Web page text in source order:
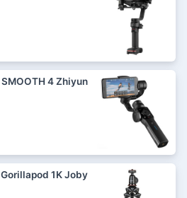
SMOOTH 4 Zhiyun
Gorillapod 1K Joby